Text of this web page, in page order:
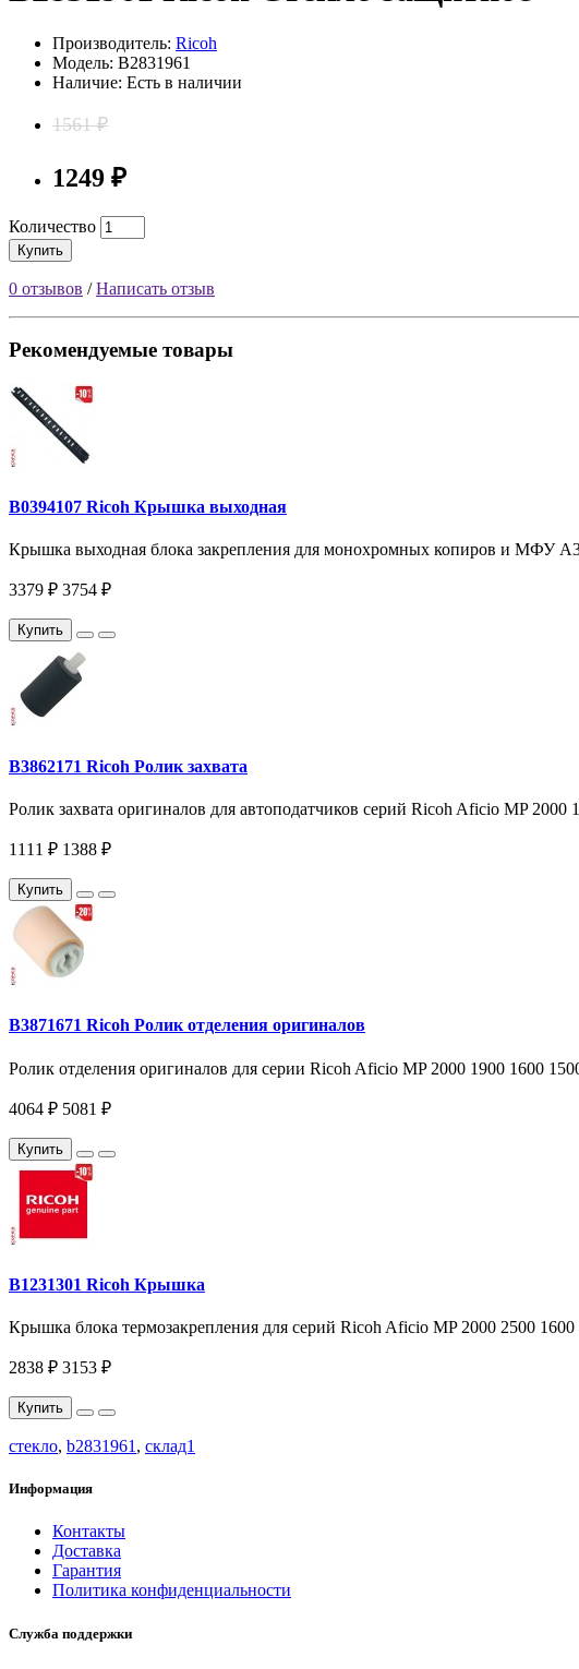
Производитель: Ricoh
Модель: B2831961
Наличие: Есть в наличии
1561 ₽
1249 ₽
Количество
Купить
0 отзывов /Написать отзыв
Рекомендуемые товары
B0394107 Ricoh Крышка выходная
Крышка выходная блока закрепления для монохромных копиров и МФУ
3379 ₽ 3754 ₽
Купить
B3862171 Ricoh Ролик захвата
Ролик захвата оригиналов для автоподатчиков серий Ricoh Aficio MP 2000
1111 ₽ 1388 ₽
Купить
B3871671 Ricoh Ролик отделения оригиналов
Ролик отделения оригиналов для серии Ricoh Aficio MP 2000 1900 1600
4064 ₽ 5081 ₽
Купить
B1231301 Ricoh Крышка
Крышка блока термозакрепления для серий Ricoh Aficio MP 2000 2500
2838 ₽ 3153 ₽
Купить
стекло, b2831961 , склад1
Информация
Контакты
Доставка
Гарантия
Политика конфиденциальности
Служба поддержки